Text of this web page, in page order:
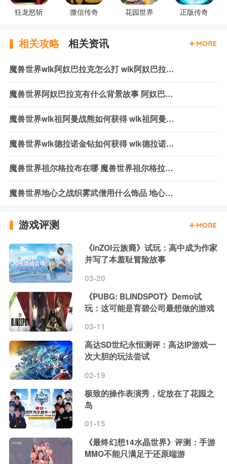
狂龙怒斩 微信传奇 花园世界 正版传奇
相关攻略 相关资讯
魔兽世界wlk阿奴巴拉克怎么打 wlk阿奴巴拉克机制与打法
魔兽世界阿奴巴拉克有什么背景故事 阿奴巴拉克背景故事介绍
魔兽世界wlk祖阿曼战熊如何获得 wlk祖阿曼战熊获取方式介绍
魔兽世界wlk德拉诺金钻如何获得 wlk德拉诺金钻获取方法介绍
魔兽世界祖尔格拉布在哪 魔兽世界祖尔格拉布位置介绍
魔兽世界地心之战织雾武僧用什么饰品 地心之战织雾武僧饰品推荐
游戏评测
《inZOI云族裔》试玩：高中成为作家
并写了本羞耻冒险故事
03-20
《PUBG: BLINDSPOT》Demo试
玩：这可能是育碧公司最想做的游戏
03-11
高达SD世纪永恒测评：高达IP游戏一
次大胆的玩法尝试
02-19
极致的操作表演秀，绽放在了花园之
岛
01-15
《最终幻想14水晶世界》评测：手游
MMO不能只满足于还原端游